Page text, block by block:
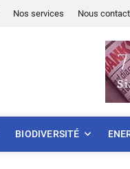
Nos services Nous
BIODIVERSITÉ